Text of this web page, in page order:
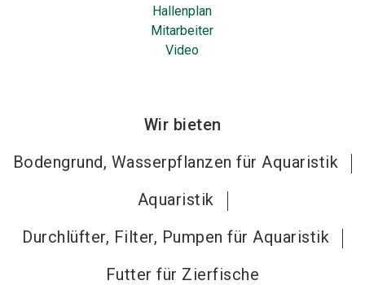
Hallenplan
Mitarbeiter
Video
Wir bieten
Bodengrund, Wasserpflanzen für Aquaristik
Aquaristik
Durchlüfter, Filter, Pumpen für Aquaristik
Futter für Zierfische